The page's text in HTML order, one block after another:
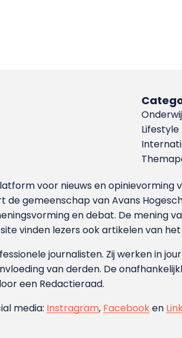
Lifestyle
voor nieuws en
de gemeenschap van Avans
en debat. De mening
vinden lezers ook artikelen van
journalisten. Zij werken in
van derden. De
een Redactieraad.
media: Instragram, Facebooken